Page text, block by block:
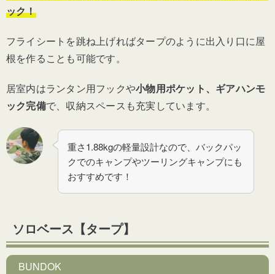
ック！
フライシートを跳ね上げればタープのように出入り口に屋
根を作ることも可能です。
居室内はランタン用フックや小物用ポケット、ギアハンモ
ック完備で、収納スペースも充実しています。
重さ1.88kgの軽量設計なので、バックパッ
クでのキャンプやツーリングキャンプにも
おすすめです！
ソロベース【タープ】
BUNDOK